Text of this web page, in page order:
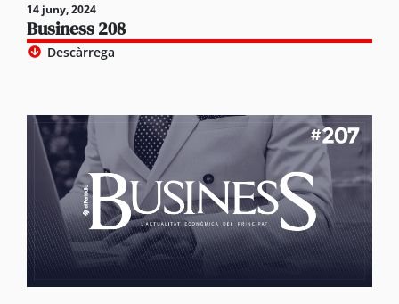
14 juny, 2024
Business 208
Descàrrega